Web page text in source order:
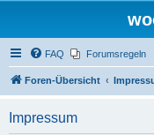
FAQ Forumsregeln
Foren-Übersicht
Impressum